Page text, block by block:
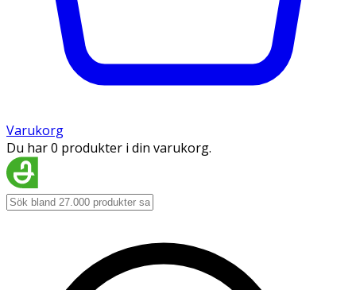
Varukorg
Du har 0 produkter i din varukorg.